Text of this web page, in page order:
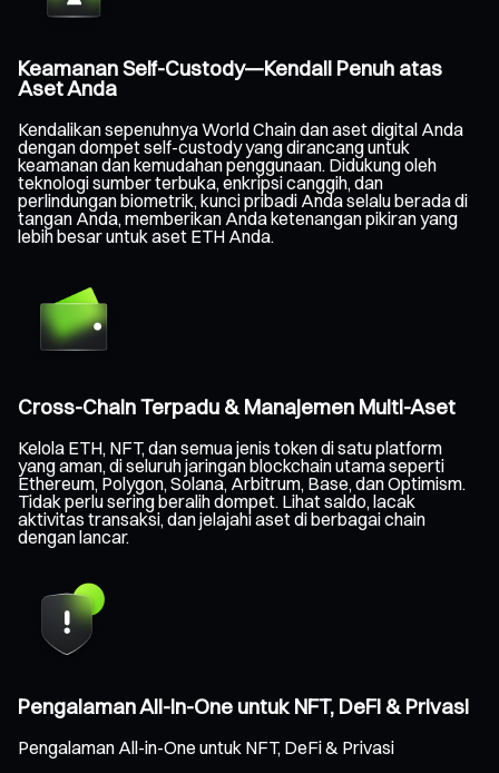
Keamanan Self-Custody—Kendali Penuh atas
Aset Anda
Kendalikan sepenuhnya World Chain dan aset digital Anda
dengan dompet self-custody yang dirancang untuk
keamanan dan kemudahan penggunaan. Didukung oleh
teknologi sumber terbuka, enkripsi canggih, dan
perlindungan biometrik, kunci pribadi Anda selalu berada di
tangan Anda, memberikan Anda ketenangan pikiran yang
lebih besar untuk aset ETH Anda.
Cross-Chain Terpadu & Manajemen Multi-Aset
Kelola ETH, NFT, dan semua jenis token di satu platform
yang aman, di seluruh jaringan blockchain utama seperti
Ethereum, Polygon, Solana, Arbitrum, Base, dan Optimism.
Tidak perlu sering beralih dompet. Lihat saldo, lacak
aktivitas transaksi, dan jelajahi aset di berbagai chain
dengan lancar.
Pengalaman All-in-One untuk NFT, DeFi & Privasi
Pengalaman All-in-One untuk NFT, DeFi & Privasi